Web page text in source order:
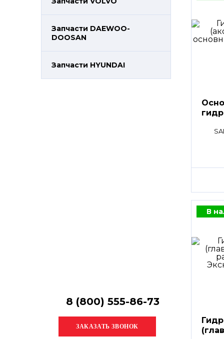
Запчасти DAEWOO-
DOOSAN
Запчасти HYUNDAI
8 (800) 555-86-73
В